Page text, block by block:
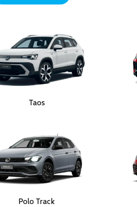
Taos
Polo Track